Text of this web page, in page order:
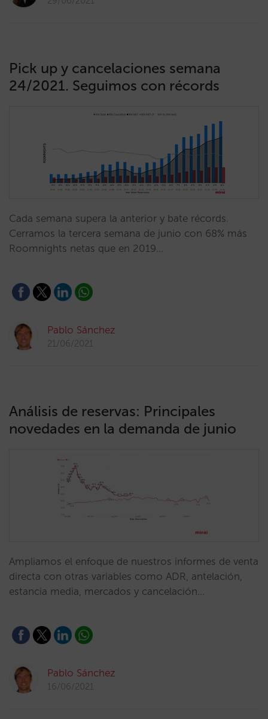
Pick up y cancelaciones semana
24/2021. Seguimos con récords
Cada semana supera la anterior y bate récords.
Cerramos la tercera semana de junio con 68% más
Roomnights netas que en 2019…
Pablo Sánchez
21/06/2021
Análisis de reservas: Principales
novedades en la demanda de junio
Ampliamos el enfoque de nuestros informes de venta
directa con otras variables como ADR, antelación,
estancia media, mercados y cancelación…
Pablo Sánchez
16/06/2021